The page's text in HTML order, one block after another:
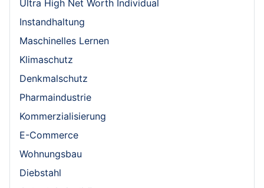
Ultra High Net Worth Individual
Instandhaltung
Maschinelles Lernen
Klimaschutz
Denkmalschutz
Pharmaindustrie
Kommerzialisierung
E-Commerce
Wohnungsbau
Diebstahl